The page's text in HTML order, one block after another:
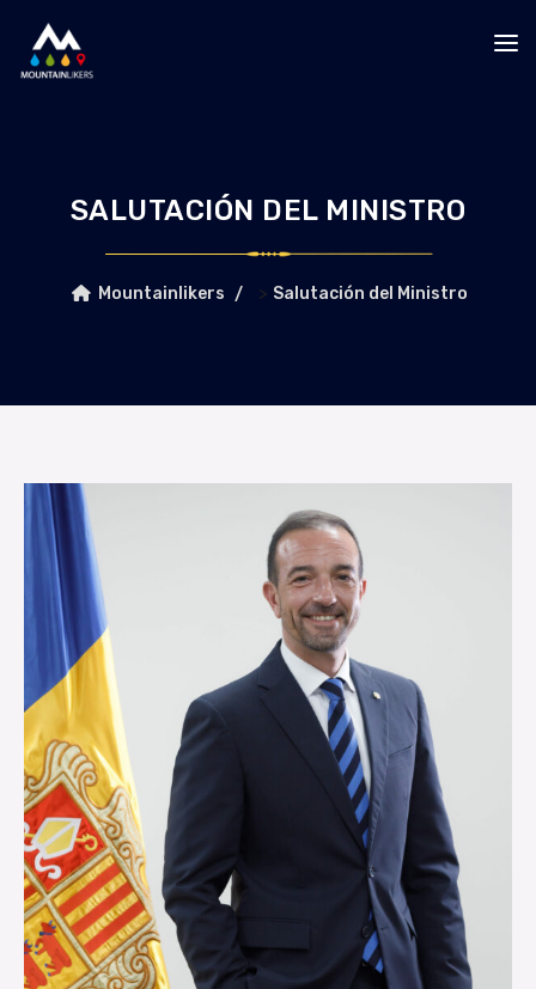
SALUTACIÓN DEL MINISTRO
Mountainlikers > Salutación del Ministro